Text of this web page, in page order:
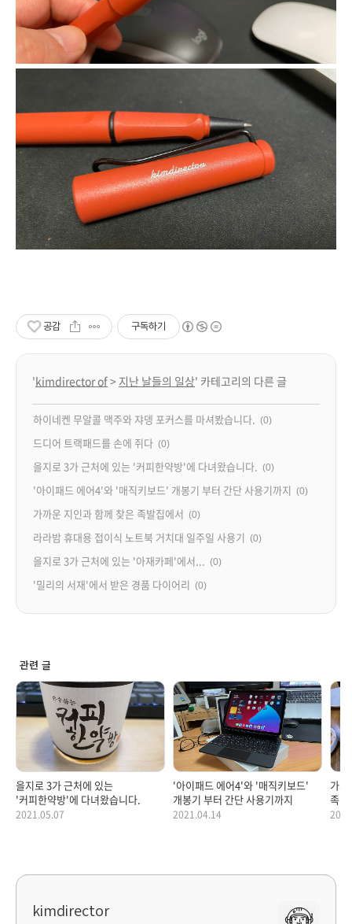
공감 구독하기
'kimdirector of> 지난 날들의 일상' 카테고리의 다른 글
하이네켄 무알콜 맥주와 쟈뎅 포커스를 마셔봤습니다. (0)
드디어 트랙패드를 손에 쥐다 (0)
을지로 3가 근처에 있는 '커피한약방'에 다녀왔습니다. (0)
'아이패드 에어4'와 '매직키보드' 개봉기 부터 간단 사용기까지 (0)
가까운 지인과 함께 찾은 족발집에서 (0)
라라밤 휴대용 접이식 노트북 거치대 일주일 사용기 (0)
을지로 3가 근처에 있는 '아재카페'에서... (0)
'밀리의 서재'에서 받은 경품 다이어리 (0)
관련 글
을지로 3가 근처에 있는
'커피한약방'에 다녀왔습니다.
2021.05.07
'아이패드 에어4'와 '매직키보드'
개봉기 부터 간단 사용기까지
2021.04.14
가
족발
kimdirector